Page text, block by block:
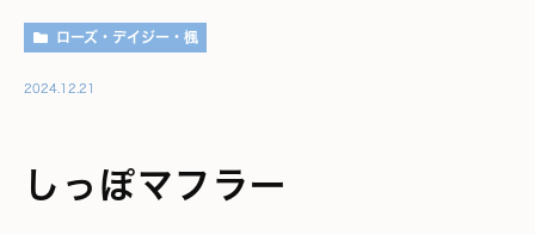
ローズ・デイジー・楓
2024.12.21
しっぽマフラー